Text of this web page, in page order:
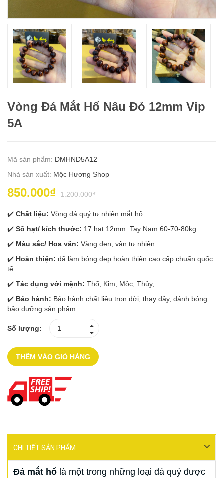
Vòng Đá Mắt Hổ Nâu Đỏ 12mm Vip
5A
Mã sản phẩm: DMHND5A12
Nhà sản xuất: Mộc Hương Shop
850.000₫ 1.200.000₫
✔️ Chất liệu: Vòng đá quý tự nhiên mắt hổ
✔️ Số hạt/ kích thước: 17 hạt 12mm. Tay Nam 60-70-80kg
✔️ Màu sắc/ Hoa văn: Vàng đen, vân tự nhiên
✔️ Hoàn thiện: đã làm bóng đẹp hoàn thiện cao cấp chuẩn quốc
tế
✔️ Tác dụng với mệnh: Thổ, Kim, Mộc, Thủy,
✔️ Bảo hành: Bảo hành chất liệu trọn đời, thay dây, đánh bóng
bảo dưỡng sản phẩm
Số lượng:
THÊM VÀO GIỎ HÀNG
CHI TIẾT SẢN PHẨM
Đá mắt hổ là một trong những loại đá quý được